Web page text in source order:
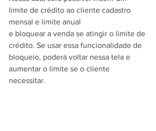
limite de crédito ao cliente cadastro
mensal e limite anual
e bloquear a venda se atingir o limite de
crédito. Se usar essa funcionalidade de
bloqueio, poderá voltar nessa tela e
aumentar o limite se o cliente
necessitar.